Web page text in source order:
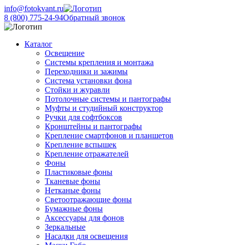
info@fotokvant.ru
8 (800) 775-24-94Обратный звонок
Каталог
Освещение
Системы крепления и монтажа
Переходники и зажимы
Система установки фона
Стойки и журавли
Потолочные системы и пантографы
Муфты и студийный конструктор
Ручки для софтбоксов
Кронштейны и пантографы
Крепление смартфонов и планшетов
Крепление вспышек
Крепление отражателей
Фоны
Пластиковые фоны
Тканевые фоны
Нетканые фоны
Светоотражающие фоны
Бумажные фоны
Аксессуары для фонов
Зеркальные
Насадки для освещения